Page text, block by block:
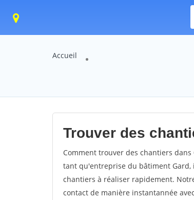
Accueil
Trouver des
Comment trouver des chantiers
tant qu'entreprise du bâtiment
chantiers à réaliser rapidement.
contact de manière instantannée